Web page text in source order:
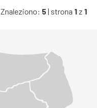
Znaleziono: 5| strona 1 z 1